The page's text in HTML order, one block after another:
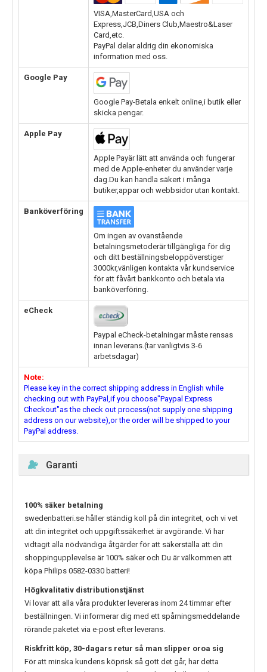
VISA,MasterCard,USA och
Express,JCB,Diners Club,Maestro&Laser
Card,etc.
PayPal delar aldrig din ekonomiska
information med oss.
Google Pay
Google Pay-Betala enkelt online,i butik eller
skicka pengar.
Apple Pay
Apple Payär lätt att använda och fungerar
med de Apple-enheter du använder varje
dag.Du kan handla säkert i många
butiker,appar och webbsidor utan kontakt.
Banköverföring
Om ingen av ovanstående
betalningsmetoderär tillgängliga för dig
och ditt beställningsbeloppöverstiger
3000kr,vänligen kontakta vår kundservice
för att fåvårt bankkonto och betala via
banköverföring.
eCheck
Paypal eCheck-betalningar måste rensas
innan leverans.(tar vanligtvis 3-6
arbetsdagar)
Note:
Please key in the correct shipping address in English while
checking out with PayPal,if you choose"Paypal Express
Checkout"as the check out process(not supply one shipping
address on our website),or the order will be shipped to your
PayPal address.
Garanti
100% säker betalning
swedenbatteri.se håller ständig koll på din integritet, och vi vet
att din integritet och uppgiftssäkerhet är avgörande. Vi har
vidtagit alla nödvändiga åtgärder för att säkerställa att din
shoppingupplevelse är 100% säker och Du är välkommen att
köpa Philips 0582-0330 batteri!
Högkvalitativ distributionstjänst
Vi lovar att alla våra produkter levereras inom 24 timmar efter
beställningen. Vi informerar dig med ett spårningsmeddelande
rörande paketet via e-post efter leverans.
Riskfritt köp, 30-dagars retur så man slipper oroa sig
För att minska kundens köprisk så gott det går, har detta